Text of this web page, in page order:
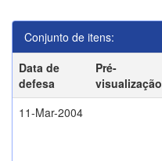
Conjunto de itens:
Data de
defesa
Pré-
visualização
11-Mar-2004